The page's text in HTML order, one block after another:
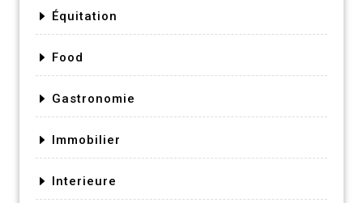
Équitation
Food
Gastronomie
Immobilier
Interieure